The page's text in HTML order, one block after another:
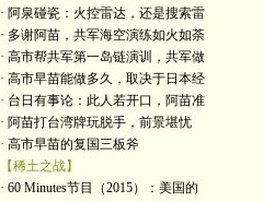
· 阿泉碰瓷：火控雷达，还是搜索雷
· 多谢阿苗，共军海空演练如火如荼
· 高市帮共军第一岛链演训，共军做
· 高市早苗能做多久，取决于日本经
· 台日有事论：此人若开口，阿苗准
· 阿苗打台湾牌玩脱手，前景堪忧
· 高市早苗的复国三板斧
【稀土之战】
· 60 Minutes节目（2015）：美国的